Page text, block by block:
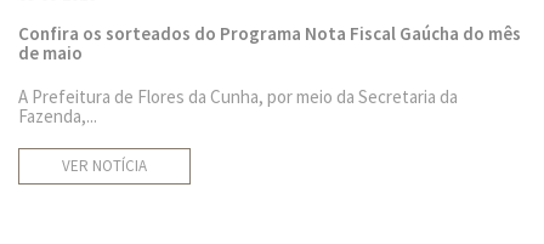
Confira os sorteados do Programa Nota Fiscal Gaúcha do mês
de maio
A Prefeitura de Flores da Cunha, por meio da Secretaria da
Fazenda,...
VER NOTÍCIA